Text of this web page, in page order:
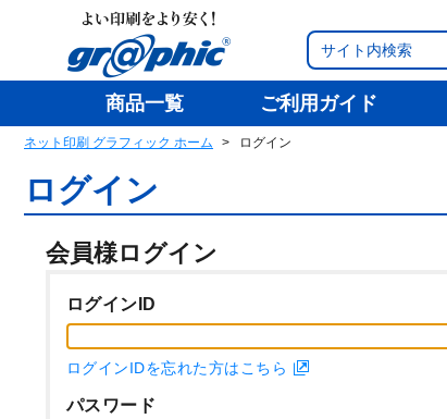
商品一覧 ご利用ガイド
ネット印刷 グラフィック ホーム ログイン
ログイン
会員様ログイン
ログインID
ログインIDを忘れた方はこちら
パスワード